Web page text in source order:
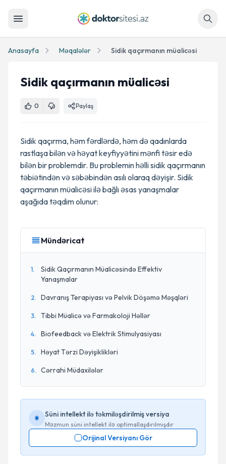
Anasayfa Məqalələr Sidik qaçırmanın müalicəsi
Sidik qaçırmanın müalicəsi
0 Paylaş
Sidik qaçırma, həm fərdlərdə, həm də qadınlarda
rastlaşa bilən və həyat keyfiyyətini mənfi təsir edə
bilən bir problemdir. Bu problemin həlli sidik qaçırmanın
təbiətindən və səbəbindən asılı olaraq dəyişir. Sidik
qaçırmanın müalicəsi ilə bağlı əsas yanaşmalar
aşağıda təqdim olunur:
Mündəricat
1.
Sidik Qaçırmanın Müalicəsində Effektiv
Yanaşmalar
2. Davranış Terapiyası və Pelvik Döşəmə Məşqləri
3. Tibbi Müalicə və Farmakoloji Həllər
4. Biofeedback və Elektrik Stimulyasiyası
5. Həyat Tərzi Dəyişiklikləri
6. Cərrahi Müdaxilələr
Süni intellekt ilə təkmiləşdirilmiş versiya
Məzmun süni intellekt ilə optimallaşdırılmışdır
Orijinal Versiyanı Gör